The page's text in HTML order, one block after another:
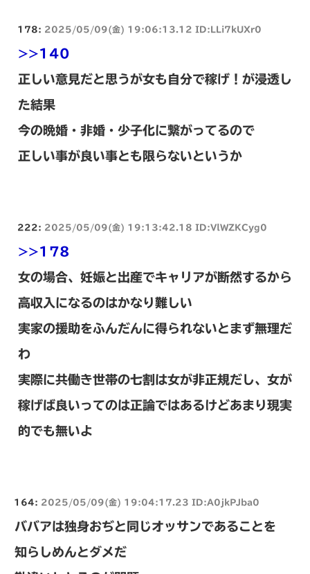
178: 2025/05/09(金) 19:06:13.12 ID:LLi7kUXr0
>>140
正しい意見だと思うが女も自分で稼げ！が浸透し
た結果
今の晩婚・非婚・少子化に繋がってるので
正しい事が良い事とも限らないというか
222: 2025/05/09(金) 19:13:42.18 ID:VlWZKCyg0
>>178
女の場合、妊娠と出産でキャリアが断然するから
高収入になるのはかなり難しい
実家の援助をふんだんに得られないとまず無理だ
わ
実際に共働き世帯の七割は女が非正規だし、女が
稼げば良いってのは正論ではあるけどあまり現実
的でも無いよ
164: 2025/05/09(金) 19:04:17.23 ID:A0jkPJba0
ババアは独身おぢと同じオッサンであることを
知らしめんとダメだ